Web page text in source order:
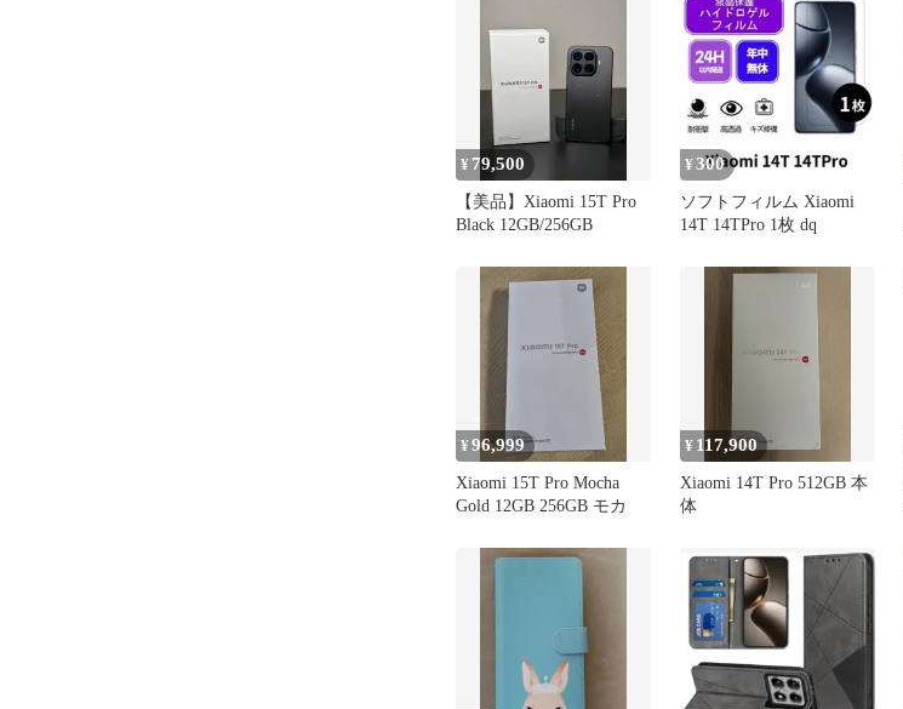
¥ 79,500
【美品】Xiaomi 15T Pro
Black 12GB/256GB
¥ 300
ソフトフィルム Xiaomi
14T 14TPro 1枚 dq
¥96,999
Xiaomi 15T Pro Mocha
Gold 12GB 256GB モカ
¥ 117,900
Xiaomi 14T Pro 512GB 本
体